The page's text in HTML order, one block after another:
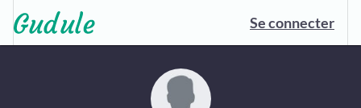
Se connecter